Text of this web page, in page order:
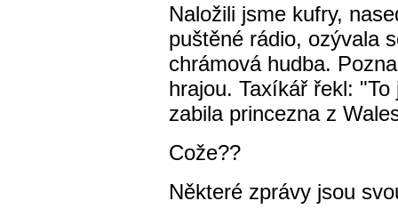
Naložili jsme kufry,
puštěné rádio, ozývala
chrámová hudba.
hrajou. Taxíkář řekl:
zabila princezna z
Cože??
Některé zprávy jsou